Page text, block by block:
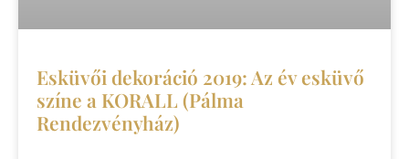
Esküvői dekoráció 2019: Az év esküvő
színe a KORALL (Pálma
Rendezvényház)